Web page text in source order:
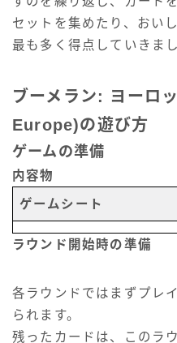
セットを集めたり、おい
最も多く得点していきまし
ブーメラン: ヨーロ
Europe)の遊び方
ゲームの準備
内容物
ゲームシート
ラウンド開始時の準備
各ラウンドではまずプレ
られます。
残ったカードは、このラ